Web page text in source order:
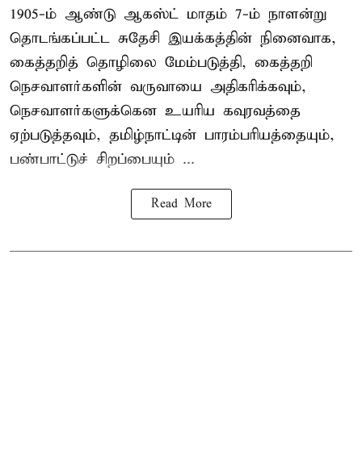
1905-ம் ஆண்டு ஆகஸ்ட் மாதம் 7-ம் நாளன்று
தொடங்கப்பட்ட சுதேசி இயக்கத்தின் நினைவாக,
கைத்தறித் தொழிலை மேம்படுத்தி, கைத்தறி
நெசவாளர்களின் வருவாயை அதிகரிக்கவும்,
நெசவாளர்களுக்கென உயரிய கவுரவத்தை
ஏற்படுத்தவும், தமிழ்நாட்டின் பாரம்பரியத்தையும்,
பண்பாட்டுச் சிறப்பையும் ...
Read More